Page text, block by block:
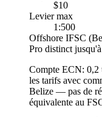
$10
Levier max
1:500
Offshore IFSC
Pro distinct
Compte ECN: 0,2
les tarifs avec
Belize — pas de
équivalente au